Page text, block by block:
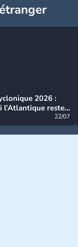
2026 :
l’Atlantique reste
22/07